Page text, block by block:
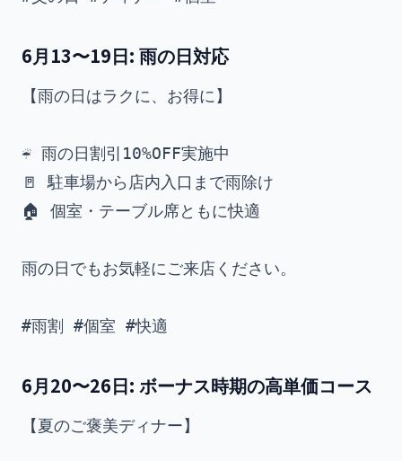
6月13〜19日: 雨の日対応
【雨の日はラクに、お得に】
☔ 雨の日割引10%OFF実施中
🚪 駐車場から店内入口まで雨除け
🏠 個室・テーブル席ともに快適
雨の日でもお気軽にご来店ください。
6月20〜26日: ボーナス時期の高単価コース
【夏のご褒美ディナー】